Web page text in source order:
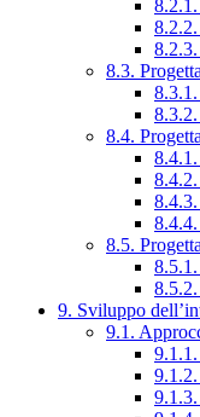
8.3.
8.4.
8.5.
9. Sviluppo
9.1.